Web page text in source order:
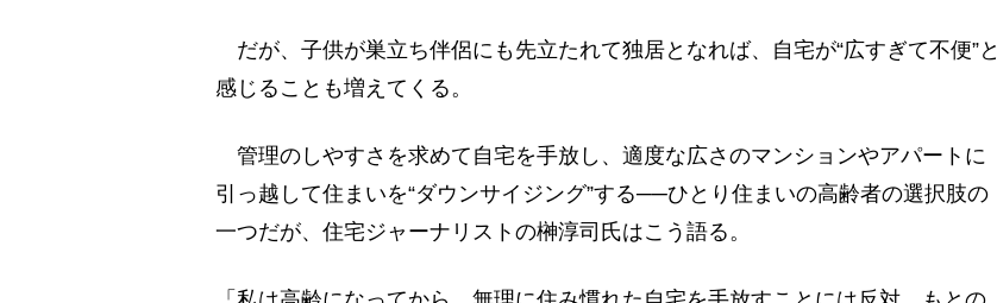
だが、子供が巣立ち伴侶にも先立たれて独居となれば、自宅が“広すぎて不便”と
感じることも増えてくる。
管理のしやすさを求めて自宅を手放し、適度な広さのマンションやアパートに
引っ越して住まいを“ダウンサイジング”する──ひとり住まいの高齢者の選択肢の
一つだが、住宅ジャーナリストの榊淳司氏はこう語る。